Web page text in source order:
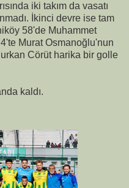
iki takım da vasatı
İkinci devre ise tam
58'de Muhammet
Murat Osmanoğlu'nun
Cörüt harika bir golle
kaldı.